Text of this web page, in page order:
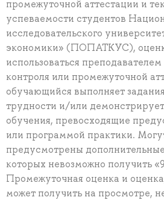
промежуточной аттестации и
успеваемости студентов
исследовательского
экономики» (ПОПАТКУС),
использоваться
контроля или промежуточной
обучающийся выполняет
трудности и/или
обучения, превосходящие
или программой практики.
предусмотрены
которых невозможно получить
Промежуточная оценка и
может получить на просмотре,